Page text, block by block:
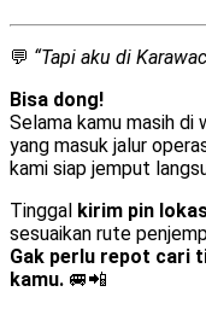
💬 “Tapi aku di
Bisa dong!
Selama kamu masih di
yang masuk jalur
kami siap jemput
Tinggal kirim pin
sesuaikan rute
Gak perlu repot cari
kamu. 🚐📲